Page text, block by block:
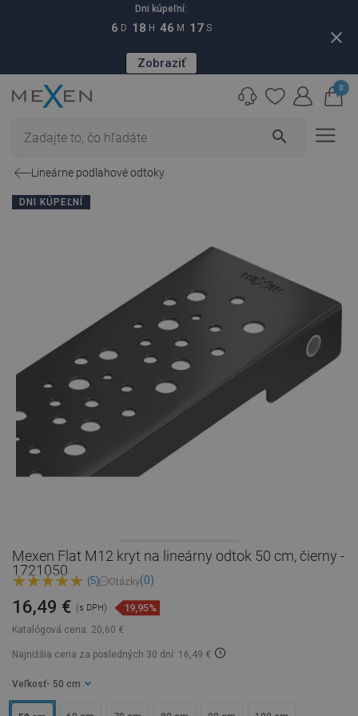
Dni kúpeľní:
6 D 18 H 46 M 16 S
Zobraziť
close
search
0
Lineárne podlahové odtoky
DNI KÚPEĽNÍ
Mexen Flat M12 kryt na lineárny odtok 50 cm, čierny -
1721050
(5) Otázky(0)
Katalógová cena: 20,60 €
16,49 € (s DPH) 19,95%
Najnižšia cena za posledných 30 dní: 16,49 €
Veľkosť - 50 cm